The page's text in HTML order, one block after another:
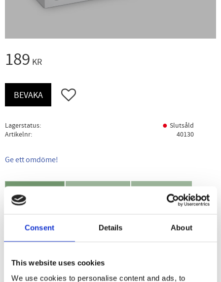
Consent Details About
This website uses cookies
We use cookies to personalise content and ads, to
189 KR
Lägg till i favoriter
BEVAKA
Lagerstatus
Slutsåld
Artikelnr
40130
Ge ett omdöme!
Ger perfekt vatten till matlagning, kaffe, te och även till ditt
tungmetaller m.m. och skyddar dina hushållsapparater
mot kalkbeläggningar.